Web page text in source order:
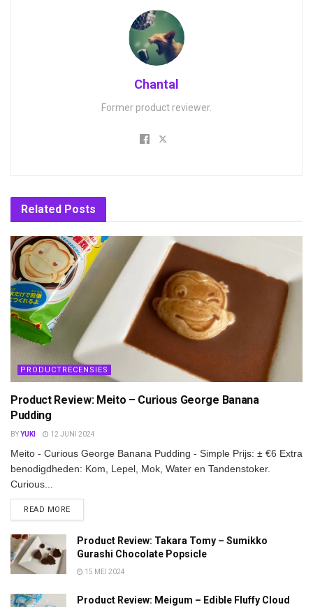
Chantal
Former product reviewer.
Related Posts
PRODUCTRECENSIES
Product Review: Meito – Curious George Banana
Pudding
BYYUKI 12 JUNI 2024
Meito - Curious George Banana Pudding - Simple Prijs: ± €6 Extra
benodigdheden: Kom, Lepel, Mok, Water en Tandenstoker.
Curious...
READ MOREDETAILS
Product Review: Takara Tomy – Sumikko
Gurashi Chocolate Popsicle
15 MEI 2024
Product Review: Meigum – Edible Fluffy Cloud